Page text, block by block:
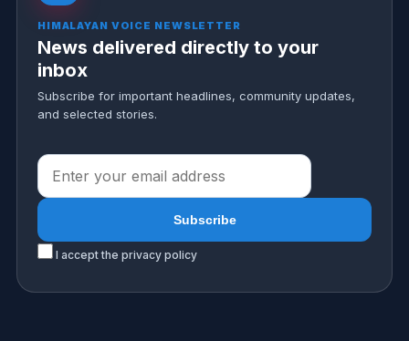
HIMALAYAN VOICE NEWSLETTER
News delivered directly to your
inbox
Subscribe for important headlines, community updates,
and selected stories.
I accept the privacy policy